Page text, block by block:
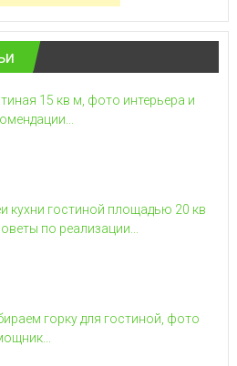
15 кв м, фото интерьера и
кухни гостиной площадью 20 кв
по реализации...
горку для гостиной, фото